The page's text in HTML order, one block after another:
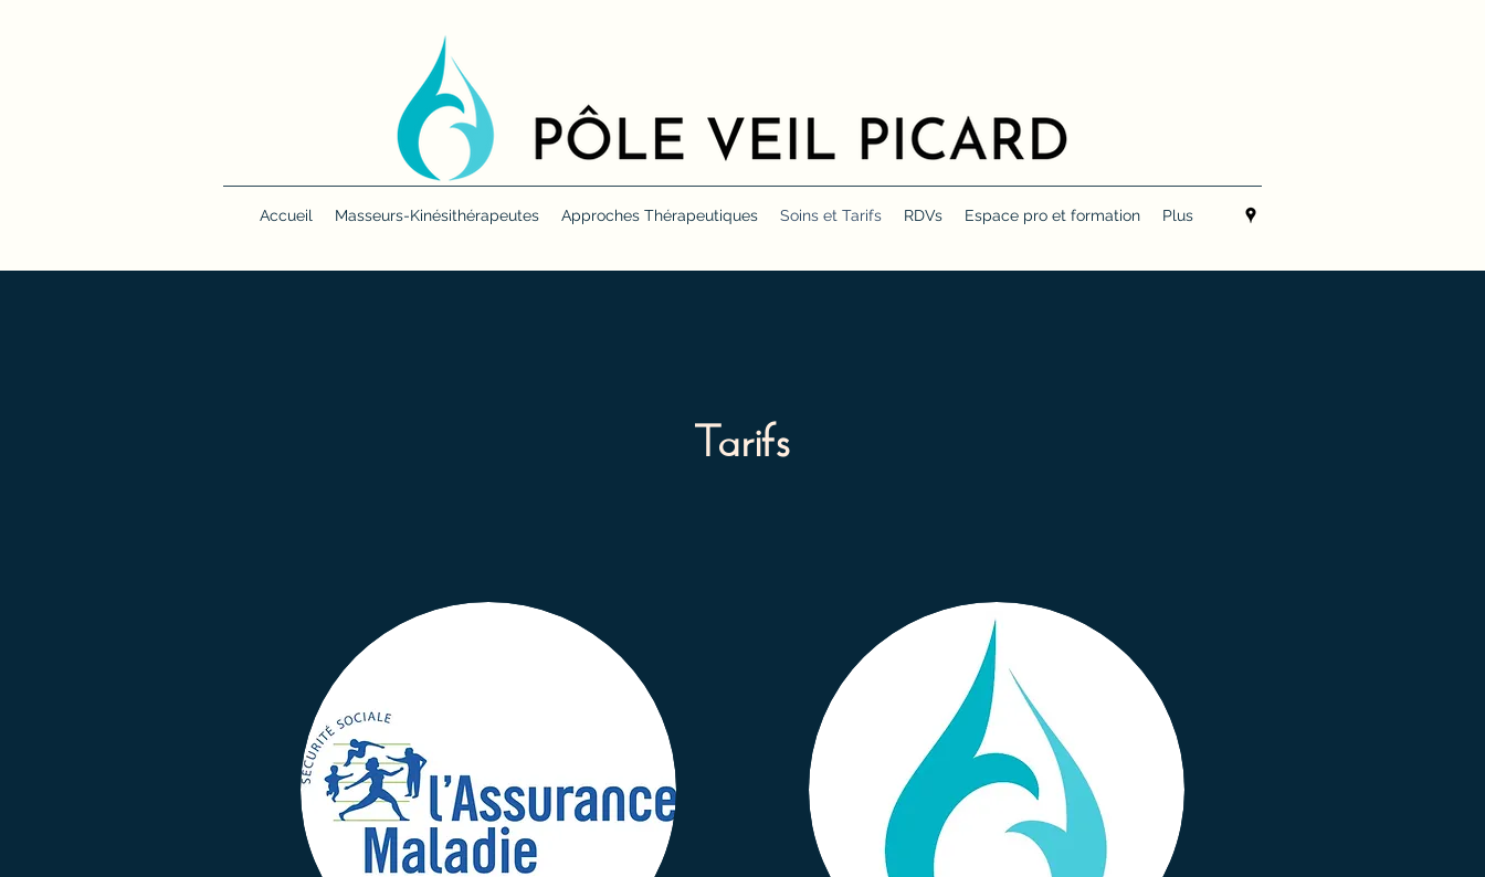
Accueil Masseurs-Kinésithérapeutes Approches Thérapeutiques Soins et Tarifs RDVs Espace pro et formation Plus
Tarifs